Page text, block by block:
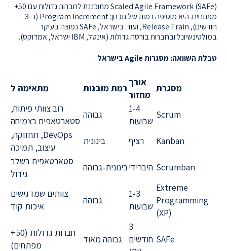
Scaled Agile Framework (SAFe) מתוכננת לחברות גדולות עם 50+
מפתחים. היא מוסיפה רמות של תכנון: Program Increment (כ-3
חודשים), Release Train, ועוד. בישראל, SAFe נפוצה בעיקר
במולטינשיונל ובחברות בורסה גדולות (אינטל, IBM ישראל, אמדוקס).
טבלת השוואה: מסגרות Agile בישראל
מסגרת
אורך
מחזור
רמת מובנות מתאימה ל
Scrum
1-4
שבועות
גבוהה
רוב צוותי פיתוח,
סטארטאפים בצמיחה
Kanban
רציף בינונית
DevOps, תחזוקה,
עיצוב, תמיכה
Scrumban היברידיבינונית-גבוהה
סטארטאפים בשלב
גידול
Extreme
Programming
(XP)
1-3
שבועות
גבוהה
צוותים שמדגישים
איכות קוד
SAFe
3
חודשים
גבוהה מאוד
חברות גדולות (50+
מפתחים)